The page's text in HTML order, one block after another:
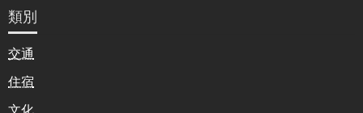
類別
交通
住宿
文化